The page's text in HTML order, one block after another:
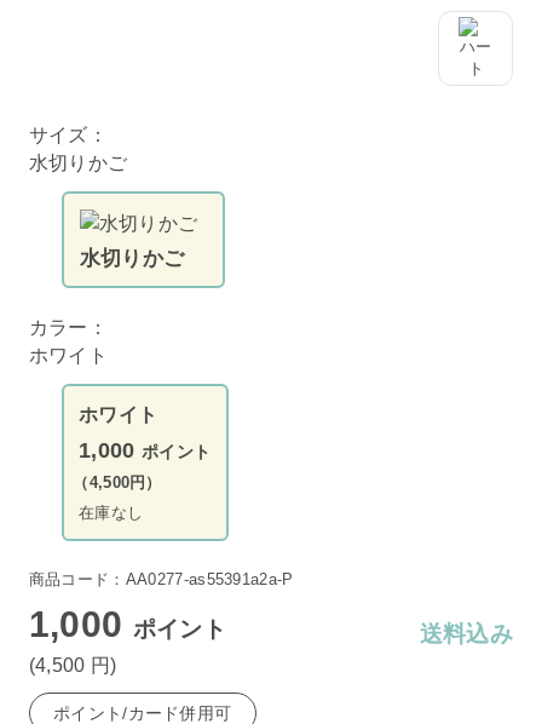
サイズ：
水切りかご
水切りかご
カラー：
ホワイト
ホワイト
1,000 ポイント
（4,500円）
在庫なし
商品コード：AA0277-as55391a2a-P
1,000 ポイント
(4,500 円)
送料込み
ポイント/カード併用可